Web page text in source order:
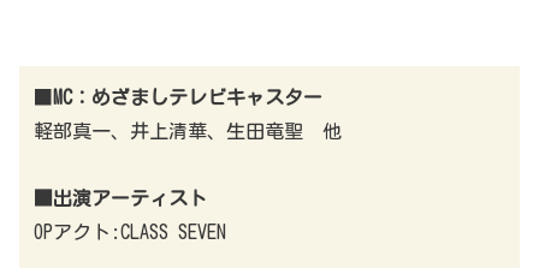
MC：めざましテレビキャスター
軽部真一、井上清華、生田竜聖 他
■出演アーティスト
OPアクト:CLASS SEVEN